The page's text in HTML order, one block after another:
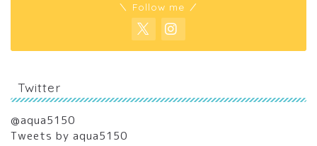
＼ Follow me ／
Twitter
@aqua5150
Tweets by aqua5150